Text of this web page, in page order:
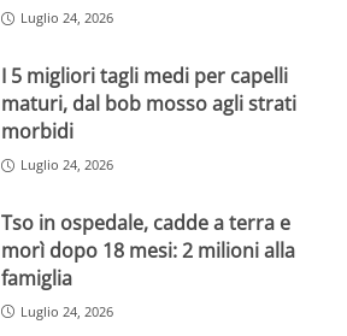
Luglio 24, 2026
I 5 migliori tagli medi per capelli
maturi, dal bob mosso agli strati
morbidi
Luglio 24, 2026
Tso in ospedale, cadde a terra e
morì dopo 18 mesi: 2 milioni alla
famiglia
Luglio 24, 2026